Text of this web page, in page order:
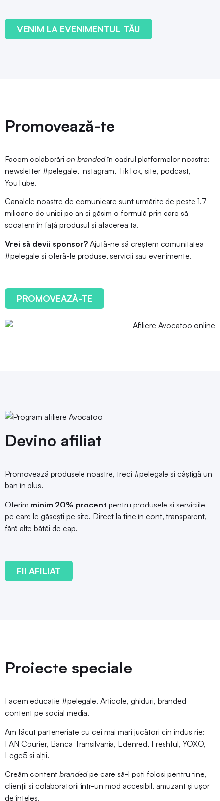
VENIM LA EVENIMENTUL TĂU
Promovează-te
Facem colaborări on brandedîn cadrul platformelor noastre:
newsletter #pelegale, Instagram, TikTok, site, podcast,
YouTube.
Canalele noastre de comunicare sunt urmărite de peste 1.7
milioane de unici pe an și găsim o formulă prin care să
scoatem în față produsul și afacerea ta.
Vrei să devii sponsor? Ajută-ne să creștem comunitatea
#pelegale și oferă-le produse, servicii sau evenimente.
PROMOVEAZĂ-TE
Devino afiliat
Promovează produsele noastre, treci #pelegale și câștigă un
ban în plus.
Oferim minim 20% procent pentru produsele și serviciile
pe care le găsești pe site. Direct la tine în cont, transparent,
fără alte bătăi de cap.
FII AFILIAT
Proiecte speciale
Facem educație #pelegale. Articole, ghiduri, branded
content pe social media.
Am făcut parteneriate cu cei mai mari jucători din industrie:
FAN Courier, Banca Transilvania, Edenred, Freshful, YOXO,
Lege5 și alții.
Creăm content brandedpe care să-l poți folosi pentru tine,
clienții și colaboratorii într-un mod accesibil, amuzant și ușor
de înțeles.